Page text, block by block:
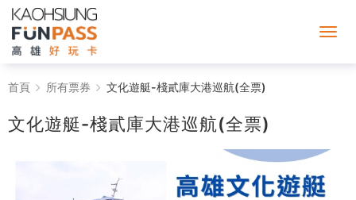
文
化
首頁 所有票券 文化遊艇-棧貳庫大港巡航(全票)
文化遊艇-棧貳庫大港巡航(全票)